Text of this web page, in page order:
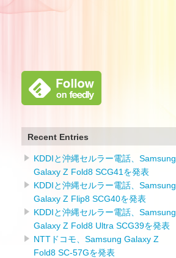
Recent Entries
KDDIと沖縄セルラー電話、Samsung
Galaxy Z Fold8 SCG41を発表
KDDIと沖縄セルラー電話、Samsung
Galaxy Z Flip8 SCG40を発表
KDDIと沖縄セルラー電話、Samsung
Galaxy Z Fold8 Ultra SCG39を発表
NTTドコモ、Samsung Galaxy Z
Fold8 SC-57Gを発表